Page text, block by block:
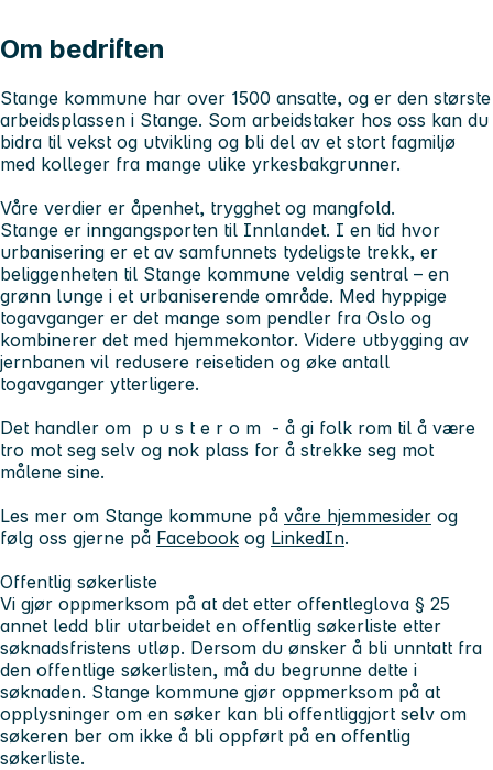
Om bedriften
Stange kommune har over 1500 ansatte, og er den største
arbeidsplassen i Stange. Som arbeidstaker hos oss kan du
bidra til vekst og utvikling og bli del av et stort fagmiljø
med kolleger fra mange ulike yrkesbakgrunner.
Våre verdier er åpenhet, trygghet og mangfold.
Stange er inngangsporten til Innlandet. I en tid hvor
urbanisering er et av samfunnets tydeligste trekk, er
beliggenheten til Stange kommune veldig sentral – en
grønn lunge i et urbaniserende område. Med hyppige
togavganger er det mange som pendler fra Oslo og
kombinerer det med hjemmekontor. Videre utbygging av
jernbanen vil redusere reisetiden og øke antall
togavganger ytterligere.
Det handler om p u s t e r o m - å gi folk rom til å være
tro mot seg selv og nok plass for å strekke seg mot
målene sine.
Les mer om Stange kommune på våre hjemmesider og
følg oss gjerne på Facebook og LinkedIn.
Offentlig søkerliste
Vi gjør oppmerksom på at det etter offentleglova § 25
annet ledd blir utarbeidet en offentlig søkerliste etter
søknadsfristens utløp. Dersom du ønsker å bli unntatt fra
den offentlige søkerlisten, må du begrunne dette i
søknaden. Stange kommune gjør oppmerksom på at
opplysninger om en søker kan bli offentliggjort selv om
søkeren ber om ikke å bli oppført på en offentlig
søkerliste.